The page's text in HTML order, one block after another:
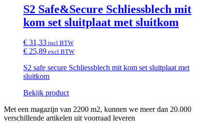
S2 Safe&Secure Schliessblech mit
kom set sluitplaat met sluitkom
€ 31,33 incl BTW
€ 25,89 excl BTW
S2 safe secure Schliessblech mit kom set sluitplaat met
sluitkom
Bekijk product
Met een magazijn van 2200 m2, kunnen we meer dan 20.000
verschillende artikelen uit voorraad leveren